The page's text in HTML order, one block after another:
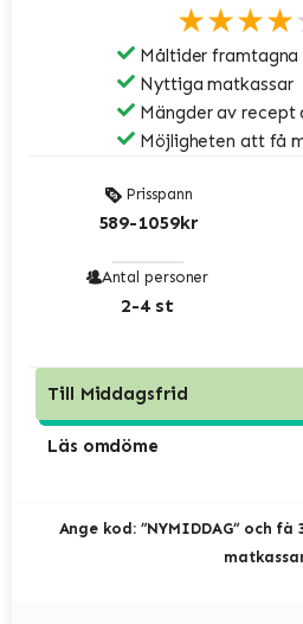
Måltider framtagna
Nyttiga matkassar
Mängder av recept
Möjligheten att få
Prisspann
589-1059kr
Antal personer
2-4 st
Till Middagsfrid
Läs omdöme
Ange kod: ”NYMIDDAG” och